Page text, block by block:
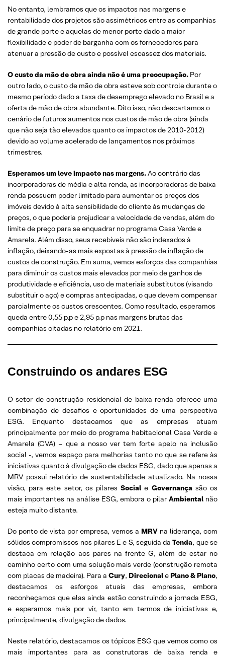
No entanto, lembramos que os impactos nas margens e
rentabilidade dos projetos são assimétricos entre as companhias
de grande porte e aquelas de menor porte dado a maior
flexibilidade e poder de barganha com os fornecedores para
atenuar a pressão de custo e possível escassez dos materiais.
O custo da mão de obra ainda não é uma preocupação. Por
outro lado, o custo de mão de obra esteve sob controle durante o
mesmo período dado a taxa de desemprego elevado no Brasil e a
oferta de mão de obra abundante. Dito isso, não descartamos o
cenário de futuros aumentos nos custos de mão de obra (ainda
que não seja tão elevados quanto os impactos de 2010-2012)
devido ao volume acelerado de lançamentos nos próximos
trimestres.
Esperamos um leve impacto nas margens.Ao contrário das
incorporadoras de média e alta renda, as incorporadoras de baixa
renda possuem poder limitado para aumentar os preços dos
imóveis devido à alta sensibilidade do cliente às mudanças de
preços, o que poderia prejudicar a velocidade de vendas, além do
limite de preço para se enquadrar no programa Casa Verde e
Amarela. Além disso, seus recebíveis não são indexados à
inflação, deixando-as mais expostas à pressão de inflação de
custos de construção. Em suma, vemos esforços das companhias
para diminuir os custos mais elevados por meio de ganhos de
produtividade e eficiência, uso de materiais substitutos (visando
substituir o aço) e compras antecipadas, o que devem compensar
parcialmente os custos crescentes. Como resultado, esperamos
queda entre 0,55 p.p e 2,95 p.p nas margens brutas das
companhias citadas no relatório em 2021.
Construindo os andares ESG
O setor de construção residencial de baixa renda oferece uma
combinação de desafios e oportunidades de uma perspectiva
ESG. Enquanto destacamos que as empresas atuam
principalmente por meio do programa habitacional Casa Verde e
Amarela (CVA) – que a nosso ver tem forte apelo na inclusão
social -, vemos espaço para melhorias tanto no que se refere às
iniciativas quanto à divulgação de dados ESG, dado que apenas a
MRV possui relatório de sustentabilidade atualizado. Na nossa
visão, para este setor, os pilaresSociale Governança são os
mais importantes na análise ESG, embora o pilar Ambiental não
esteja muito distante.
Do ponto de vista por empresa, vemos a MRV na liderança, com
sólidos compromissos nos pilares E e S, seguida daTenda, que se
destaca em relação aos pares na frente G, além de estar no
caminho certo com uma solução mais verde (construção remota
com placas de madeira). Para a Cury, Direcionale Plano & Plano,
destacamos os esforços atuais das empresas, embora
reconheçamos que elas ainda estão construindo a jornada ESG,
e esperamos mais por vir, tanto em termos de iniciativas e,
principalmente, divulgação de dados.
Neste relatório, destacamos os tópicos ESG que vemos como os
mais importantes para as construtoras de baixa renda e